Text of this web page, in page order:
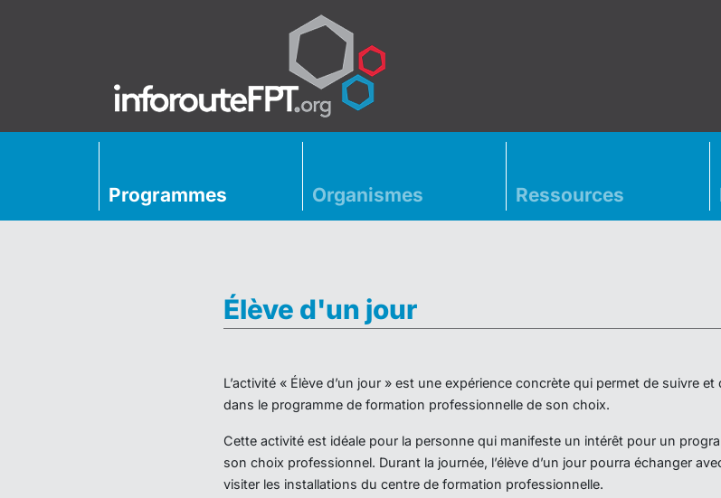
Programmes Organismes Ressources
Élève d'un jour
L’activité « Élève d’un jour » est une expérience concrète qui permet de suivre
dans le programme de formation professionnelle de son choix.
Cette activité est idéale pour la personne qui manifeste un intérêt pour un
son choix professionnel. Durant la journée, l’élève d’un jour pourra échanger
visiter les installations du centre de formation professionnelle.